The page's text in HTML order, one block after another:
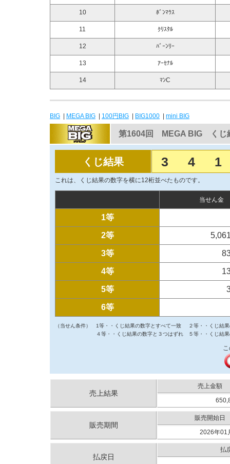
10 ﾎﾞﾝﾏｳｽ
11 ｸﾘｽﾀﾙ
12 ﾊﾞｰﾝﾘｰ
13 ｱｰｾﾅﾙ
14 ﾏﾝC
BIG MEGA BIG 100円BIG BIG1000 mini BIG
第1604回 MEGA BIG くじ
くじ結果 3 4 1
これは、くじ結果の数字を横に12桁並べたものです。
当せん金
1等
2等
3等
4等
5等
6等
（当せん条件） 1等・・くじ結果の数字とすべて一致
２等・・くじ結
４等・・くじ結果の数字と３つはずれ
５等・・くじ結
売上結果
売上金額
販売期間
販売開始日
2026年01
払戻日
払